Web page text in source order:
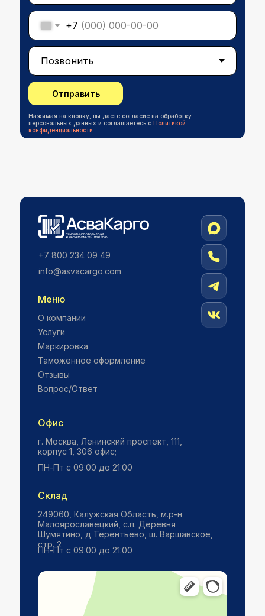
Нажимая на кнопку, вы даете согласие на обработку
персональных данных и соглашаетесь c Политикой
конфиденциальности
+7
Отправить
+7 800 234 09 49
info@asvacargо.com
Меню
О компании
Услуги
Маркировка
Таможенное оформление
Отзывы
Вопрос/Ответ
Офис
г. Москва, ​Ленинский проспект, 111,
корпус 1, 306 офис;
ПН-Пт с 09:00 до 21:00
Склад
249060, Калужская Область, м.р-н
Малоярославецкий, с.п. Деревня
Шумятино, д Терентьево, ш. Варшавское,
стр. 2
ПН-Пт с 09:00 до 21:00
Яндекс Карты
Сельское поселение Шумятино — карта, что посмотреть, фото,
как добраться, координаты